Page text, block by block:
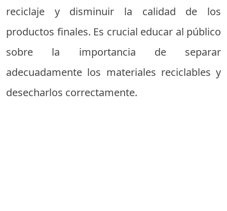
reciclaje y disminuir la calidad de los
productos finales. Es crucial educar al público
sobre la importancia de separar
adecuadamente los materiales reciclables y
desecharlos correctamente.